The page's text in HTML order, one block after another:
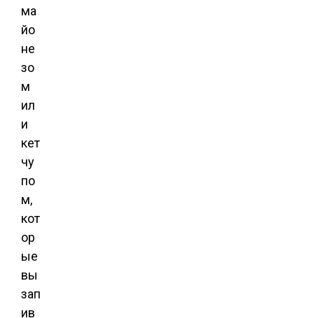
ма
йо
не
зо
м
ил
и
кет
чу
по
м,
кот
ор
ые
вы
зап
ив